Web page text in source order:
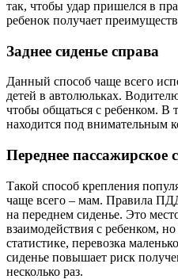
так, чтобы удар пришелся в
ребенок получает
Заднее сиденье справа
Данный способ чаще всего
детей в автолюльках.
чтобы общаться с ребенком. В
находится под внимательным
Переднее пассажирское
Такой способ крепления
чаще всего – мам. Правила
на переднем сиденье. Это
взаимодействия с ребенком,
статистике, перевозка
сиденье повышает риск
несколько раз.